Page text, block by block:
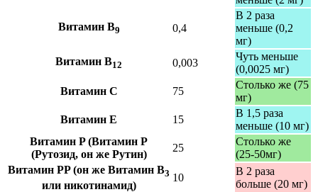
Витамин B9 0,4
В 2 раза
меньше (0,2
мг)
Витамин B12 0,003
Чуть меньше
(0,0025 мг)
Витамин C
75
Столько же (75
мг)
Витамин E
15
В 1,5 раза
меньше (10 мг)
Витамин P (Витамин P
(Рутозид, он же Рутин)
25
Столько же
(25-50мг)
Витамин PP (он же Витамин B3
или никотинамид)
10
В 2 раза
больше (20 мг)